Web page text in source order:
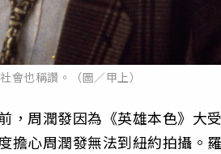
會也稱讚。（圖／甲上）
，周潤發因為《英雄本色》大
擔心周潤發無法到紐約拍攝。